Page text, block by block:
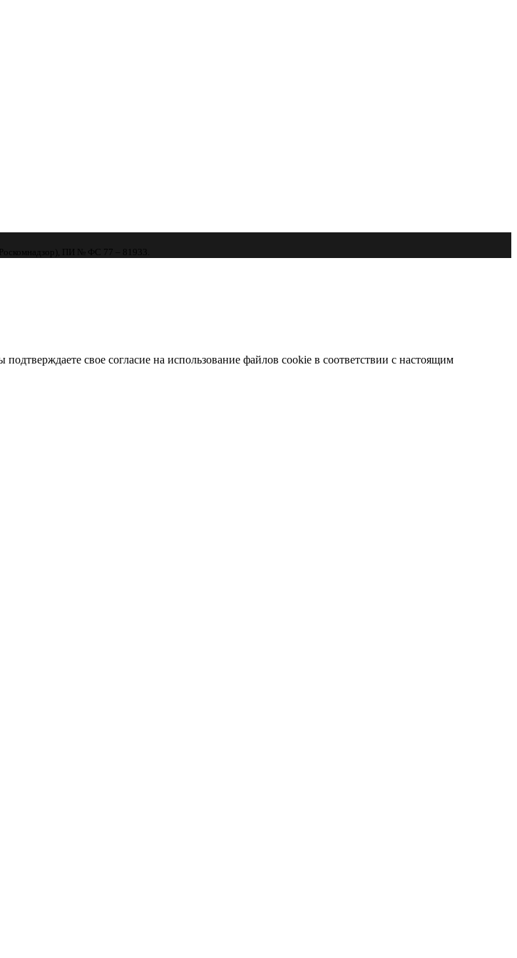
ПИ № ФС 77 – 81933.
свое согласие на использование файлов cookie в соответствии с настоящим